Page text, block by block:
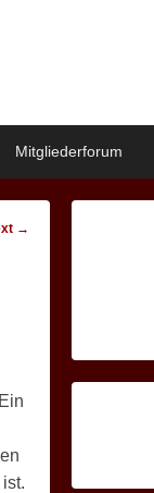
Mitgliederforum
→